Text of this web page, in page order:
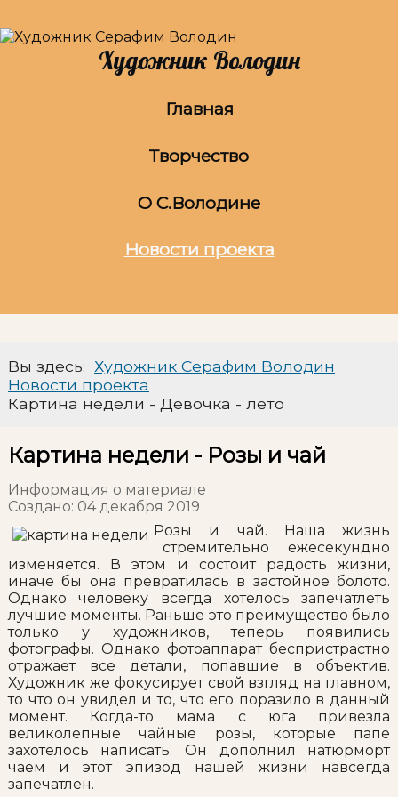
Художник Володин
Главная
Творчество
О С.Володине
Новости проекта
Вы здесь: Художник Серафим Володин
Новости проекта
Картина недели - Девочка - лето
Картина недели - Розы и чай
Информация о материале
Создано: 04 декабря 2019
Розы и чай. Наша жизнь
стремительно ежесекундно
изменяется. В этом и состоит радость жизни,
иначе бы она превратилась в застойное болото.
Однако человеку всегда хотелось запечатлеть
лучшие моменты. Раньше это преимущество было
только у художников, теперь появились
фотографы. Однако фотоаппарат беспристрастно
отражает все детали, попавшие в объектив.
Художник же фокусирует свой взгляд на главном,
то что он увидел и то, что его поразило в данный
момент. Когда-то мама с юга привезла
великолепные чайные розы, которые папе
захотелось написать. Он дополнил натюрморт
чаем и этот эпизод нашей жизни навсегда
запечатлен.